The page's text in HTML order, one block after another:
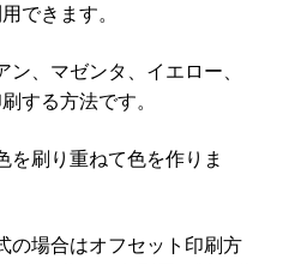
できます。
、マゼンタ、イエロー、
する方法です。
を刷り重ねて色を作りま
の場合はオフセット印刷方